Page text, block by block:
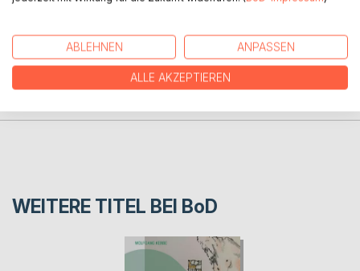
PRESSESTIMMEN
WEITERE TITEL BEI BoD
ABLEHNEN ANPASSEN
ALLE AKZEPTIEREN